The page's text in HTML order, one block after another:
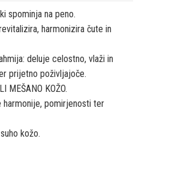
spominja na peno.
harmonizira čute in
deluje celostno, vlaži in
prijetno poživljajoče.
MEŠANO KOŽO.
harmonije, pomirjenosti ter
kožo.